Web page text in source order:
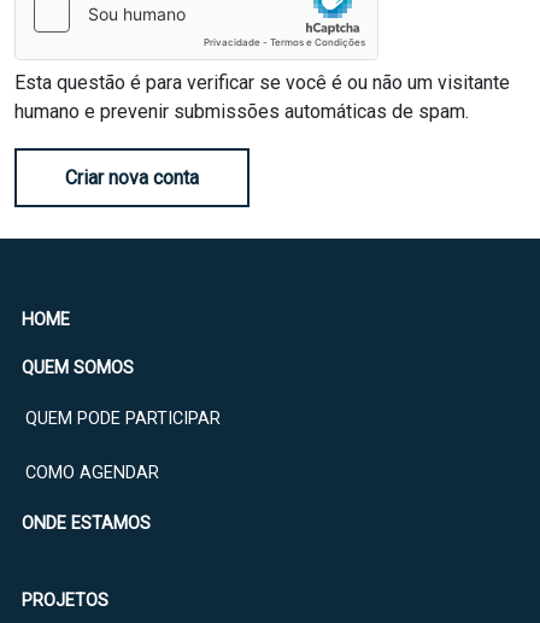
Esta questão é para verificar se você é ou não um visitante
humano e prevenir submissões automáticas de spam.
Criar nova conta
HOME
QUEM SOMOS
QUEM PODE PARTICIPAR
COMO AGENDAR
ONDE ESTAMOS
PROJETOS